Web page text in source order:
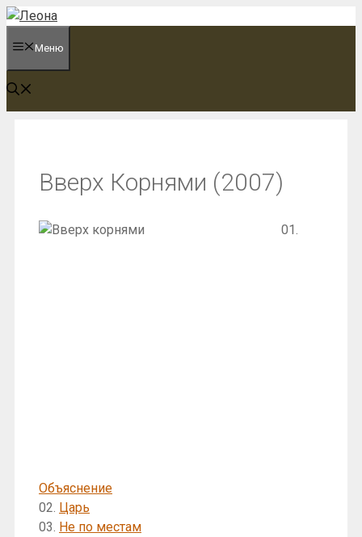
Перейти
содержимому
Меню
Вверх Корнями (2007)
01.
Объяснение
02. Царь
03. Не по местам